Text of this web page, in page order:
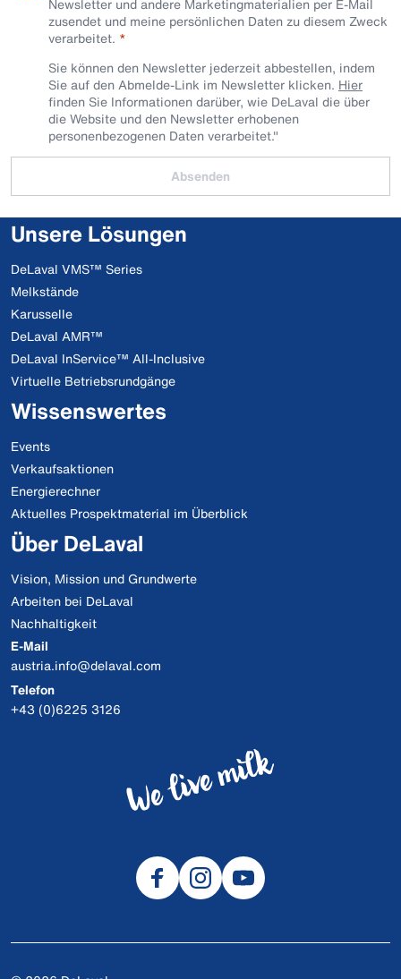
Newsletter und andere Marketingmaterialien per E-Mail
zusendet und meine persönlichen Daten zu diesem Zweck
verarbeitet.
Sie können den Newsletter jederzeit abbestellen, indem
Sie auf den Abmelde-Link im Newsletter klicken. Hier
finden Sie Informationen darüber, wie DeLaval die über
die Website und den Newsletter erhobenen
personenbezogenen Daten verarbeitet."
Absenden
Unsere Lösungen
DeLaval VMS™ Series
Melkstände
Karusselle
DeLaval AMR™
DeLaval InService™ All-Inclusive
Virtuelle Betriebsrundgänge
Wissenswertes
Events
Verkaufsaktionen
Energierechner
Aktuelles Prospektmaterial im Überblick
Über DeLaval
Vision, Mission und Grundwerte
Arbeiten bei DeLaval
Nachhaltigkeit
E-Mail
austria.info@delaval.com
Telefon
+43 (0)6225 3126